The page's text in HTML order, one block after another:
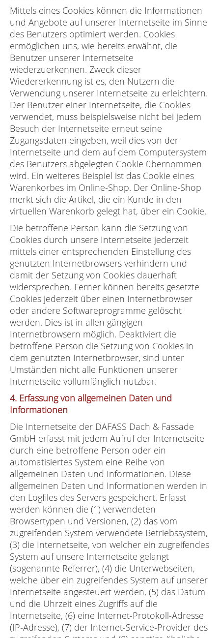
Mittels eines Cookies können die Informationen
und Angebote auf unserer Internetseite im Sinne
des Benutzers optimiert werden. Cookies
ermöglichen uns, wie bereits erwähnt, die
Benutzer unserer Internetseite
wiederzuerkennen. Zweck dieser
Wiedererkennung ist es, den Nutzern die
Verwendung unserer Internetseite zu erleichtern.
Der Benutzer einer Internetseite, die Cookies
verwendet, muss beispielsweise nicht bei jedem
Besuch der Internetseite erneut seine
Zugangsdaten eingeben, weil dies von der
Internetseite und dem auf dem Computersystem
des Benutzers abgelegten Cookie übernommen
wird. Ein weiteres Beispiel ist das Cookie eines
Warenkorbes im Online-Shop. Der Online-Shop
merkt sich die Artikel, die ein Kunde in den
virtuellen Warenkorb gelegt hat, über ein Cookie.
Die betroffene Person kann die Setzung von
Cookies durch unsere Internetseite jederzeit
mittels einer entsprechenden Einstellung des
genutzten Internetbrowsers verhindern und
damit der Setzung von Cookies dauerhaft
widersprechen. Ferner können bereits gesetzte
Cookies jederzeit über einen Internetbrowser
oder andere Softwareprogramme gelöscht
werden. Dies ist in allen gängigen
Internetbrowsern möglich. Deaktiviert die
betroffene Person die Setzung von Cookies in
dem genutzten Internetbrowser, sind unter
Umständen nicht alle Funktionen unserer
Internetseite vollumfänglich nutzbar.
4. Erfassung von allgemeinen Daten und
Informationen
Die Internetseite der DAFASS Dach & Fassade
GmbH erfasst mit jedem Aufruf der Internetseite
durch eine betroffene Person oder ein
automatisiertes System eine Reihe von
allgemeinen Daten und Informationen. Diese
allgemeinen Daten und Informationen werden in
den Logfiles des Servers gespeichert. Erfasst
werden können die (1) verwendeten
Browsertypen und Versionen, (2) das vom
zugreifenden System verwendete Betriebssystem,
(3) die Internetseite, von welcher ein zugreifendes
System auf unsere Internetseite gelangt
(sogenannte Referrer), (4) die Unterwebseiten,
welche über ein zugreifendes System auf unserer
Internetseite angesteuert werden, (5) das Datum
und die Uhrzeit eines Zugriffs auf die
Internetseite, (6) eine Internet-Protokoll-Adresse
(IP-Adresse), (7) der Internet-Service-Provider des